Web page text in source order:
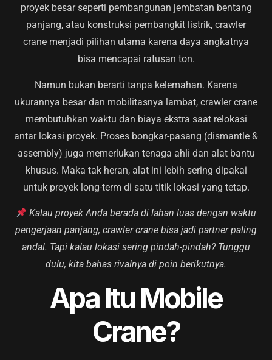
proyek besar seperti pembangunan jembatan bentang
panjang, atau konstruksi pembangkit listrik, crawler
crane menjadi pilihan utama karena daya angkatnya
bisa mencapai ratusan ton.
Namun bukan berarti tanpa kelemahan. Karena
ukurannya besar dan mobilitasnya lambat, crawler crane
membutuhkan waktu dan biaya ekstra saat relokasi
antar lokasi proyek. Proses bongkar-pasang (dismantle &
assembly) juga memerlukan tenaga ahli dan alat bantu
khusus. Maka tak heran, alat ini lebih sering dipakai
untuk proyek long-term di satu titik lokasi yang tetap.
Kalau proyek Anda berada di lahan luas dengan waktu
pengerjaan panjang, crawler crane bisa jadi partner paling
andal. Tapi kalau lokasi sering pindah-pindah? Tunggu
dulu, kita bahas rivalnya di poin berikutnya.
Apa Itu Mobile
Crane?